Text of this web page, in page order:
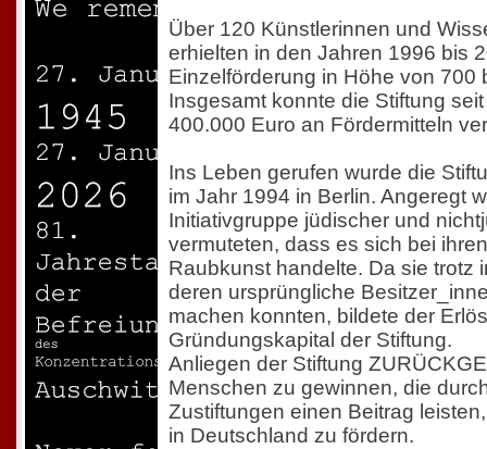
Über 120 Künstlerinnen und
erhielten in den Jahren 1996 bis
Einzelförderung in Höhe von 700
Insgesamt konnte die Stiftung
400.000 Euro an Fördermitteln
Ins Leben gerufen wurde die
im Jahr 1994 in Berlin. Angeregt
Initiativgruppe jüdischer und
vermuteten, dass es sich bei
Raubkunst handelte. Da sie trotz
deren ursprüngliche
machen konnten, bildete der
Gründungskapital der Stiftung.
Anliegen der Stiftung
Menschen zu gewinnen, die
Zustiftungen einen Beitrag
in Deutschland zu fördern.